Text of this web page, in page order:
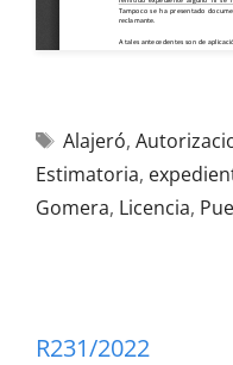
Alajeró,
Estimatoria,
Gomera, Licencia,
R231/2022